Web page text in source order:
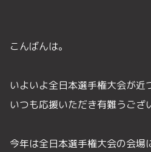
こんばんは。
いよいよ全日本選手権大会が近
いつも応援いただき有難うござ
今年は全日本選手権大会の会場